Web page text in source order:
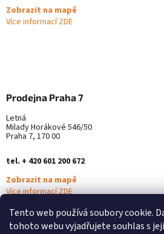
Tento web používá soubory cookie.
tohoto webu vyjadřujete souhlas s
Zobrazit na mapě
Více informací ZDE
Prodejna Praha 7
Letná
Milady Horákové 546/50
Praha 7, 170 00
tel. + 420 601 200 672
Zobrazit na mapě
Více informací ZDE